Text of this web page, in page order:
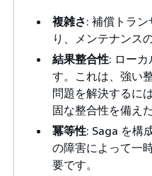
複雑さ: 補償トラ
り、メンテナンス
結果整合性: ロー
す。これは、強い
問題を解決するに
固な整合性を備え
冪等性: Saga を構
の障害によって一
要です。